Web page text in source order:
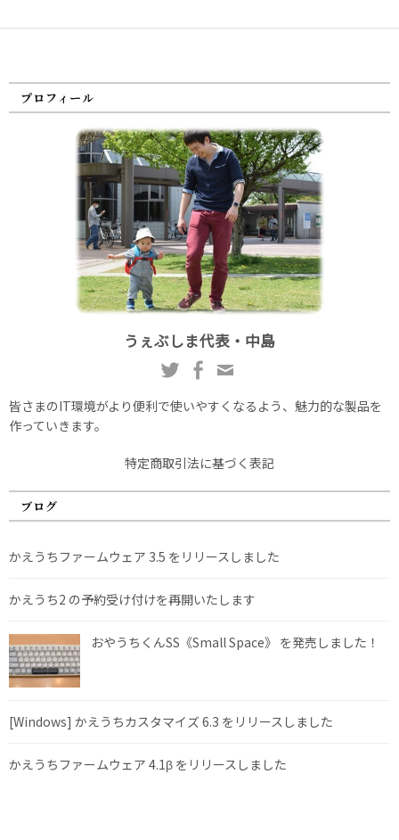
プロフィール
うぇぶしま代表・中島
皆さまのIT環境がより便利で使いやすくなるよう、魅力的な製品を
作っていきます。
特定商取引法に基づく表記
ブログ
かえうちファームウェア 3.5 をリリースしました
かえうち2 の予約受け付けを再開いたします
おやうちくんSS《Small Space》 を発売しました！
[Windows] かえうちカスタマイズ 6.3 をリリースしました
かえうちファームウェア 4.1β をリリースしました